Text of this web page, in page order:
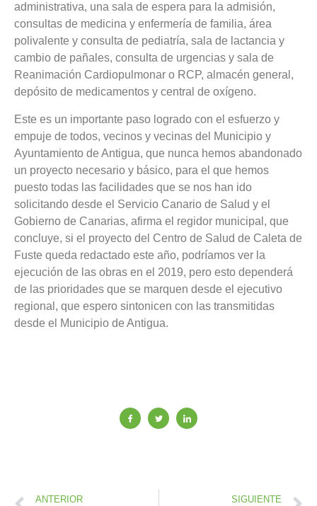
administrativa, una sala de espera para la admisión,
consultas de medicina y enfermería de familia, área
polivalente y consulta de pediatría, sala de lactancia y
cambio de pañales, consulta de urgencias y sala de
Reanimación Cardiopulmonar o RCP, almacén general,
depósito de medicamentos y central de oxígeno.
Este es un importante paso logrado con el esfuerzo y
empuje de todos, vecinos y vecinas del Municipio y
Ayuntamiento de Antigua, que nunca hemos abandonado
un proyecto necesario y básico, para el que hemos
puesto todas las facilidades que se nos han ido
solicitando desde el Servicio Canario de Salud y el
Gobierno de Canarias, afirma el regidor municipal, que
concluye, si el proyecto del Centro de Salud de Caleta de
Fuste queda redactado este año, podríamos ver la
ejecución de las obras en el 2019, pero esto dependerá
de las prioridades que se marquen desde el ejecutivo
regional, que espero sintonicen con las transmitidas
desde el Municipio de Antigua.
ANTERIOR SIGUIENTE